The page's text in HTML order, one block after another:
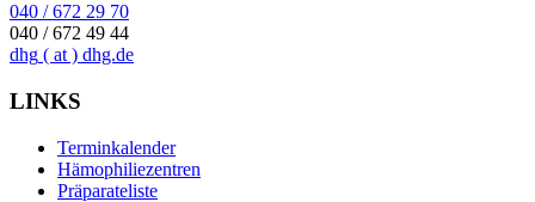
040 / 672 29 70
040 / 672 49 44
dhg ( at ) dhg.de
LINKS
Terminkalender
Hämophiliezentren
Präparateliste